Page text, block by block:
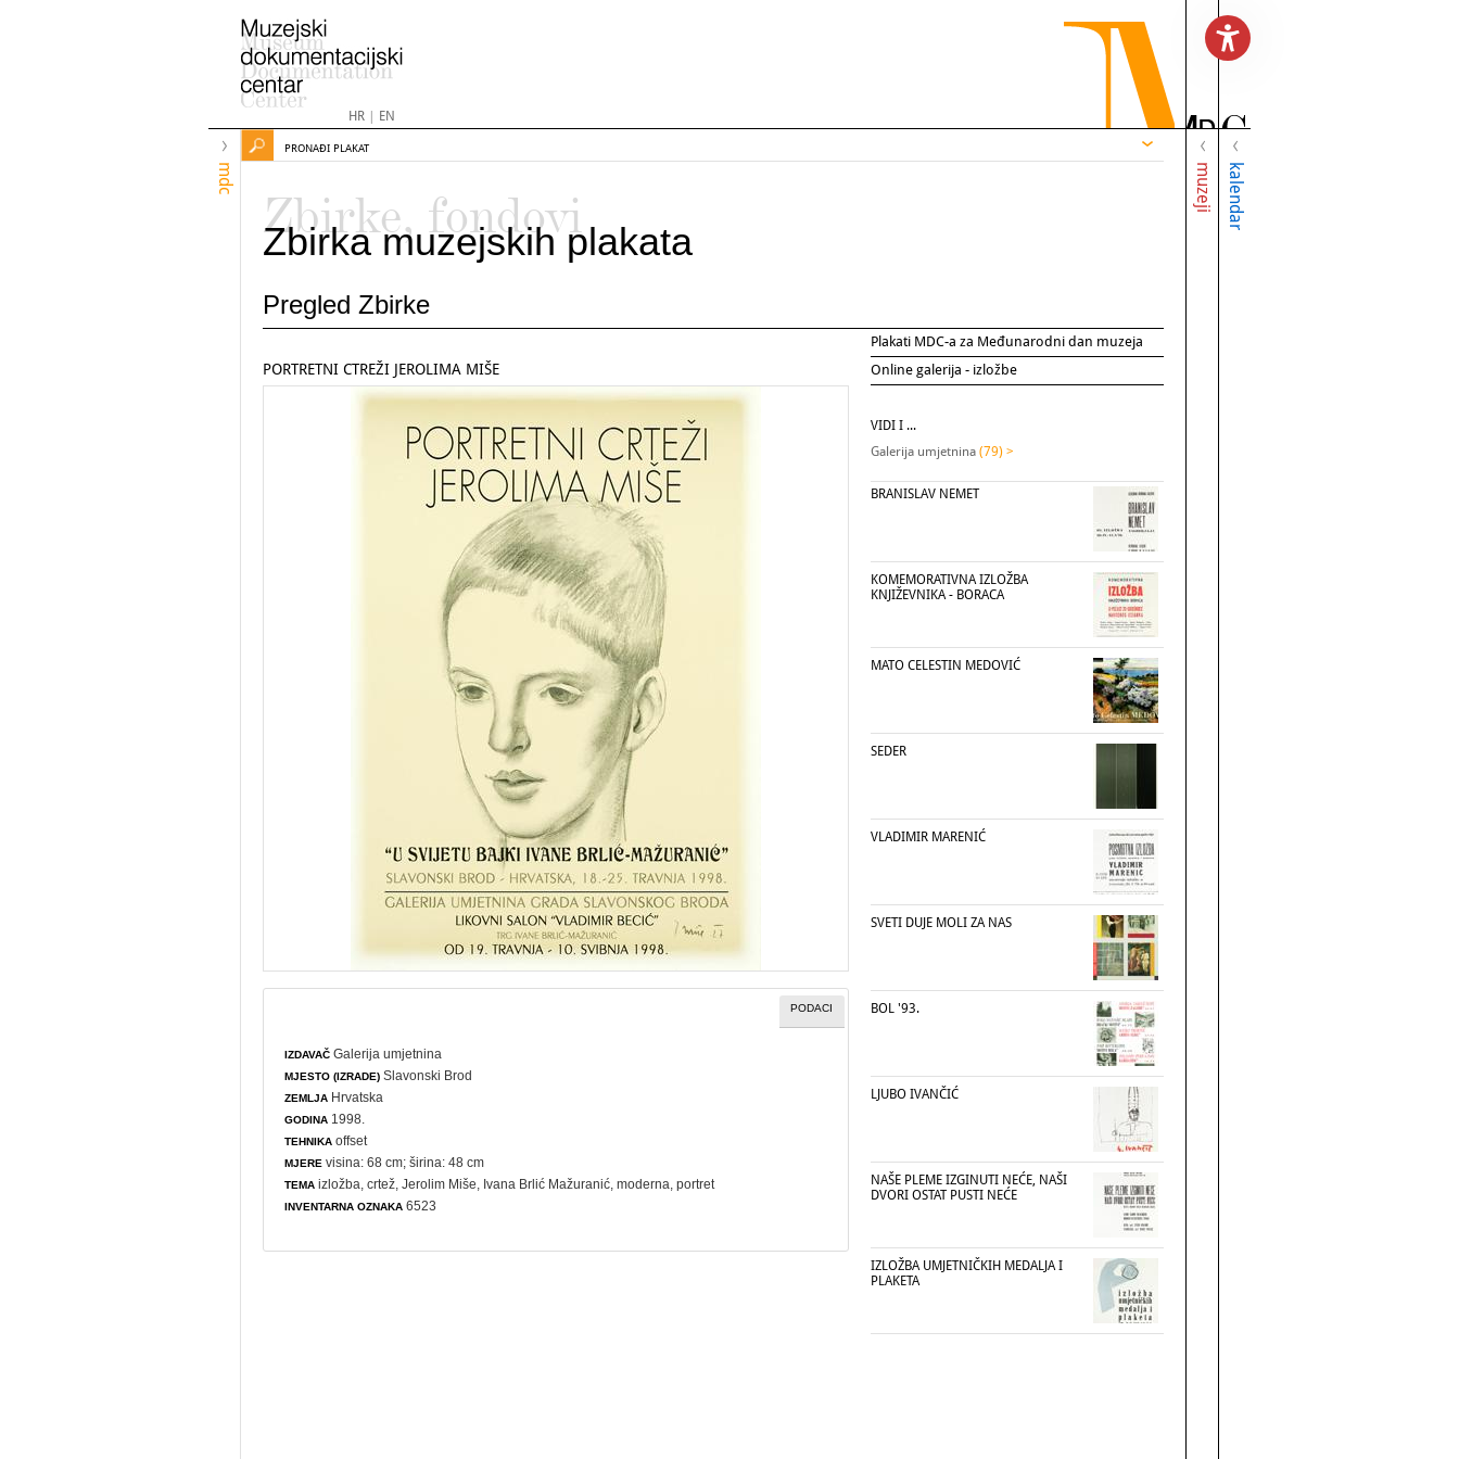
HR| EN
mdc muzeji kalendar
PRONAĐI PLAKAT
Zbirke, fondovi
Zbirka muzejskih plakata
Pregled Zbirke
Plakati MDC-a za Međunarodni dan muzeja
Online galerija - izložbe
PORTRETNI CTREŽI JEROLIMA MIŠE
PODACI
IZDAVAČ Galerija umjetnina
MJESTO (IZRADE) Slavonski Brod
ZEMLJA Hrvatska
GODINA 1998.
TEHNIKA offset
MJERE visina: 68 cm; širina: 48 cm
TEMA izložba ,crtež , Jerolim Miše, Ivana Brlić Mažuranić,moderna ,portret
INVENTARNA OZNAKA 6523
VIDI I ...
Galerija umjetnina (79) >
BRANISLAV NEMET
KOMEMORATIVNA IZLOŽBA
KNJIŽEVNIKA - BORACA
MATO CELESTIN MEDOVIĆ
SEDER
VLADIMIR MARENIĆ
SVETI DUJE MOLI ZA NAS
BOL '93.
LJUBO IVANČIĆ
NAŠE PLEME IZGINUTI NEĆE, NAŠI
DVORI OSTAT PUSTI NEĆE
IZLOŽBA UMJETNIČKIH MEDALJA I
PLAKETA